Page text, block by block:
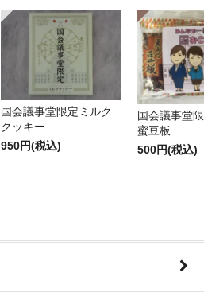
国会議事堂限定ミルク
クッキー
950円(税込)
国会議事堂
蜜豆板
500円(税込)